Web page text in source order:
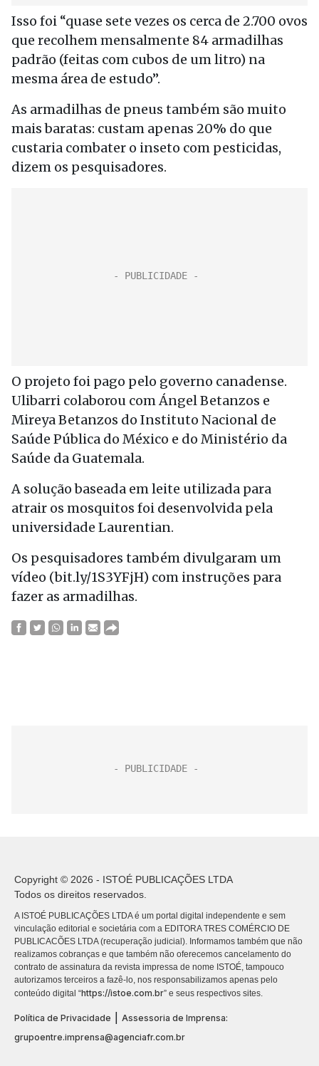
Isso foi “quase sete vezes os cerca de 2.700 ovos
que recolhem mensalmente 84 armadilhas
padrão (feitas com cubos de um litro) na
mesma área de estudo”.
As armadilhas de pneus também são muito
mais baratas: custam apenas 20% do que
custaria combater o inseto com pesticidas,
dizem os pesquisadores.
O projeto foi pago pelo governo canadense.
Ulibarri colaborou com Ángel Betanzos e
Mireya Betanzos do Instituto Nacional de
Saúde Pública do México e do Ministério da
Saúde da Guatemala.
A solução baseada em leite utilizada para
atrair os mosquitos foi desenvolvida pela
universidade Laurentian.
Os pesquisadores também divulgaram um
vídeo (bit.ly/1S3YFjH) com instruções para
fazer as armadilhas.
Copyright © 2026 - ISTOÉ PUBLICAÇÕES LTDA
Todos os direitos reservados.
A ISTOÉ PUBLICAÇÕES LTDA é um portal digital independente e sem
vinculação editorial e societária com a EDITORA TRES COMÉRCIO DE
PUBLICACÕES LTDA (recuperação judicial). Informamos também que não
realizamos cobranças e que também não oferecemos cancelamento do
contrato de assinatura da revista impressa de nome ISTOÉ, tampouco
autorizamos terceiros a fazê-lo, nos responsabilizamos apenas pelo
conteúdo digital “https://istoe.com.br” e seus respectivos sites.
Política de Privacidade
Assessoria de Imprensa:
grupoentre.imprensa@agenciafr.com.br